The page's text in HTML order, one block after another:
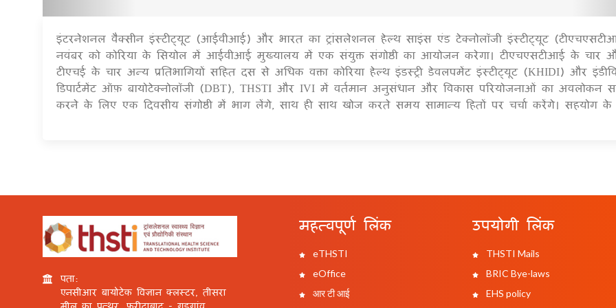
इंटरनेशनल वैक्सीन इंस्टीट्यूट (आईवीआई) और भारत का ट्रांसलेशनल हेल्थ साइंस एंड टेक्नोलॉजी इंस्टीट्यूट
नवंबर को कोरिया के सियोल में आईवीआई मुख्यालय में एक संयुक्त संगोष्ठी का आयोजन करेगा। टीएचएसटीआई के चार
टीएचई के चार अन्य प्रतिभागियों सहित दस से अधिक वक्ता कोरिया हेल्थ इंडस्ट्री डेवलपमेंट इंस्टीट्यूट (KHIDI) और
डिपार्टमेंट ऑफ़ बायोटेक्नोलॉजी (DBT), THSTI और IVI में वर्तमान अनुसंधान और विकास परियोजनाओं का अवलोकन
करने के लिए एक दिवसीय संगोष्ठी में भाग लेंगे, साथ ही साथ खोज करते समय सामान्य हितों पर चर्चा करेंगे। सहयोग
पता:
एनसीआर बायोटेक विज्ञान क्लस्टर, तीसरा
महत्वपूर्ण लिंक
eTHSTI
eOffice
आर टी आई
उपयोगी लिंक
THSTI Mails
BRIC Bye-laws
EHS policy